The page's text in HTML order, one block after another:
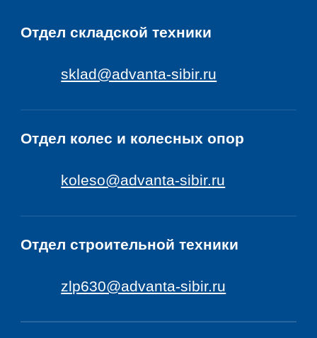
Отделскладской техники
sklad@advanta-sibir.ru
Отдел колес и колесных опор
koleso@advanta-sibir.ru
Отделстроительной техники
zlp630@advanta-sibir.ru